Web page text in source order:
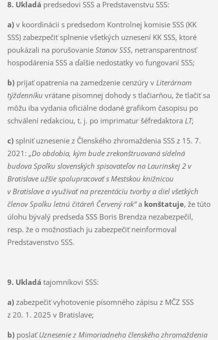
8. Ukladá predsedovi SSS a Predstavenstvu SSS:
a)v koordinácii s predsedom Kontrolnej komisie SSS (KK
SSS) zabezpečiť splnenie všetkých uznesení KK SSS, ktoré
poukázali na porušovanie Stanov SSS, netransparentnosť
hospodárenia SSS a ďalšie nedostatky vo fungovaní SSS;
b) prijať opatrenia na zamedzenie cenzúry v Literárnom
týždenníku vrátane písomnej dohody s tlačiarňou, že tlačiť sa
môžu iba vydania oficiálne dodané grafikom časopisu po
schválení redakciou, t. j. po imprimatur šéfredaktora LT;
c) splniť uznesenie z Členského zhromaždenia SSS z 15. 7.
2021: „Do obdobia, kým bude zrekonštruovaná sídelná
budova Spolku slovenských spisovateľov na Laurinskej 2 v
Bratislave užšie spolupracovať s Mestskou knižnicou
v Bratislave a využívať na prezentáciu tvorby a diel všetkých
členov Spolku letnú čitáreň Červený rak“a konštatuje, že túto
úlohu bývalý predseda SSS Boris Brendza nezabezpečil,
resp. že o možnostiach ju zabezpečiť neinformoval
Predstavenstvo SSS.
9. Ukladá tajomníkovi SSS:
a)zabezpečiť vyhotovenie písomného zápisu z MČZ SSS
z 20. 1. 2025 v Bratislave;
b)poslaťUznesenie z Mimoriadneho členského zhromaždenia